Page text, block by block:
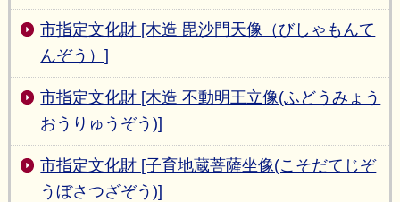
市指定文化財 [木造 毘沙門天像（びしゃもんて
んぞう）]
市指定文化財 [木造 不動明王立像(ふどうみょう
おうりゅうぞう)]
市指定文化財 [子育地蔵菩薩坐像(こそだてじぞ
うぼさつざぞう)]